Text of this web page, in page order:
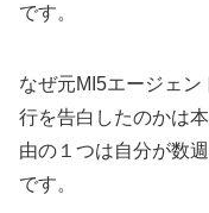
です。
なぜ元MI5エージェ
行を告白したのかは
由の１つは自分が数
です。